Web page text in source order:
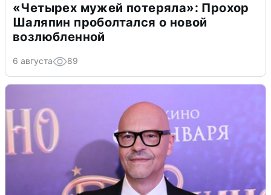
«Четырех мужей потеряла»: Прохор
Шаляпин проболтался о новой
возлюбленной
6 августа 89